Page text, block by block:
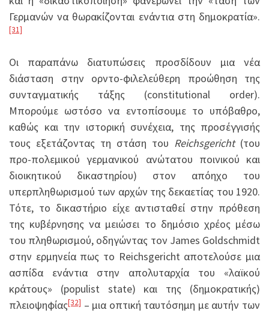
Γερμανών να θωρακίζονται ενάντια στη δημοκρατία».
[31]
Οι παραπάνω διατυπώσεις προσδίδουν μια νέα
διάσταση στην ορντο-φιλελεύθερη προώθηση της
συνταγματικής τάξης (constitutional order).
Μπορούμε ωστόσο να εντοπίσουμε το υπόβαθρο,
καθώς και την ιστορική συνέχεια, της προσέγγισής
τους εξετάζοντας τη στάση του Reichsgericht(του
προ-πολεμικού γερμανικού ανώτατου ποινικού και
διοικητικού δικαστηρίου) στον απόηχο του
υπερπληθωρισμού των αρχών της δεκαετίας του 1920.
Τότε, το δικαστήριο είχε αντισταθεί στην πρόθεση
της κυβέρνησης να μειώσει το δημόσιο χρέος μέσω
του πληθωρισμού, οδηγώντας τον James Goldschmidt
στην ερμηνεία πως το Reichsgericht αποτελούσε μια
ασπίδα ενάντια στην απολυταρχία του «λαϊκού
κράτους» (populist state) και της (δημοκρατικής)
πλειοψηφίας[32] – μια οπτική ταυτόσημη με αυτήν των